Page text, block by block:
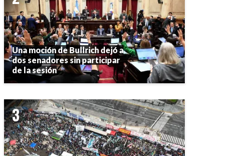
Una moción de Bullrich dejó a
dos senadores sin participar
de la sesión